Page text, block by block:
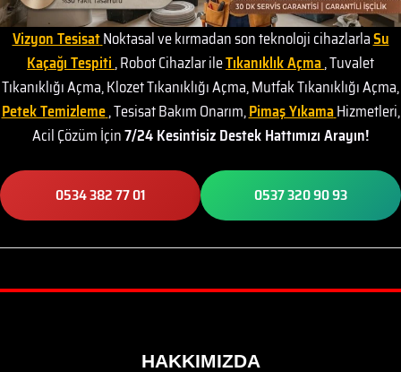
Vizyon TesisatNoktasal ve kırmadan son teknoloji cihazlarlaSu
Kaçağı Tespiti, Robot Cihazlar ileTıkanıklık Açma, Tuvalet
Tıkanıklığı Açma, Klozet Tıkanıklığı Açma, Mutfak Tıkanıklığı Açma,
Petek Temizleme, Tesisat Bakım Onarım,Pimaş YıkamaHizmetleri,
Acil Çözüm İçin7/24 Kesintisiz Destek Hattımızı Arayın!
0534 382 77 01 0537 320 90 93
HAKKIMIZDA